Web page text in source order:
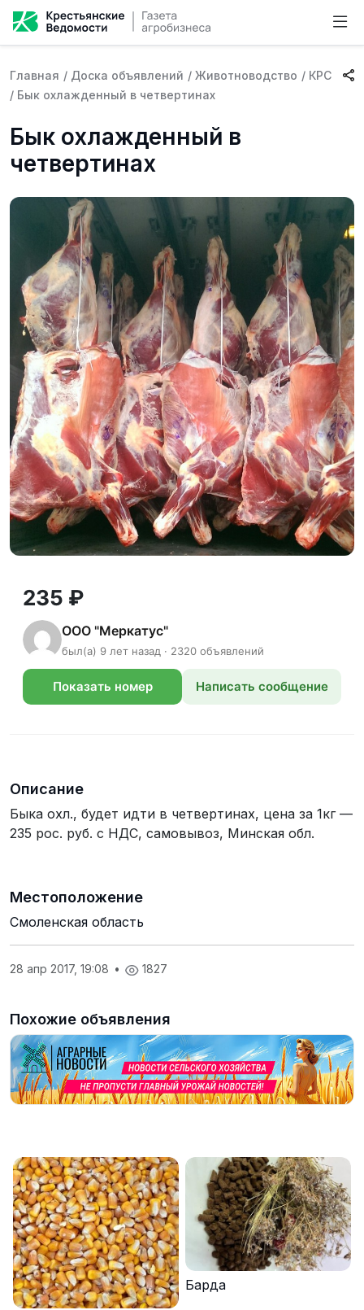
Главная / Доска объявлений / Животноводство / КРС
/ Бык охлажденный в четвертинах
Бык охлажденный в
четвертинах
235 ₽
ООО "Меркатус"
был(а) 9 лет назад · 2320 объявлений
Показать номер Написать сообщение
Описание
Быка охл., будет идти в четвертинах, цена за 1кг —
2​35 рос. руб. с НДС, самовывоз, Минская обл.
Местоположение
Смоленская область
28 апр 2017, 19:08 • 1827
Похожие объявления
Барда